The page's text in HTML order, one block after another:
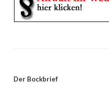
Der Bockbrief